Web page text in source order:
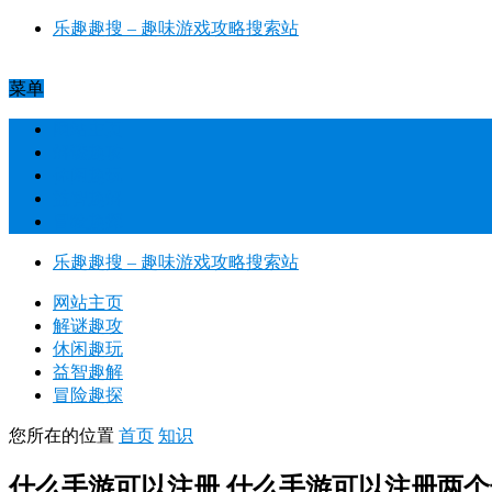
乐趣趣搜 – 趣味游戏攻略搜索站​
菜单
乐趣趣搜 – 趣味游戏攻略搜索站​
网站主页
解谜趣攻
休闲趣玩
益智趣解
冒险趣探
您所在的位置 首页 知识